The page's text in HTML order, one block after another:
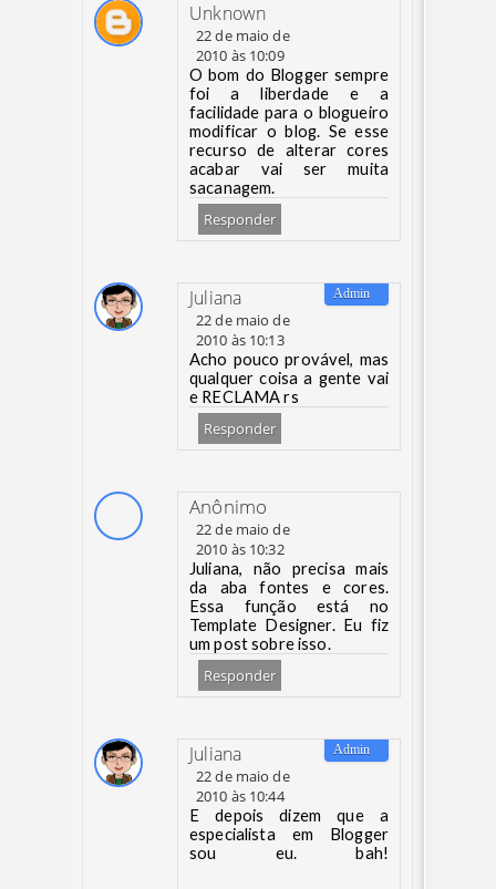
Unknown
22 de maio de
2010 às 10:09
O bom do Blogger sempre
foi a liberdade e a
facilidade para o blogueiro
modificar o blog. Se esse
recurso de alterar cores
acabar vai ser muita
sacanagem.
Responder
Juliana
22 de maio de
2010 às 10:13
Acho pouco provável, mas
qualquer coisa a gente vai
e RECLAMA rs
Responder
Anônimo
22 de maio de
2010 às 10:32
Juliana, não precisa mais
da aba fontes e cores.
Essa função está no
Template Designer. Eu fiz
um post sobre isso.
Responder
Juliana
22 de maio de
2010 às 10:44
E depois dizem que a
especialista em Blogger
sou eu. bah!